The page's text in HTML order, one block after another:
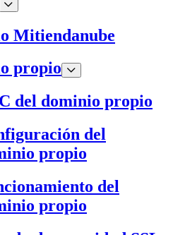
Mitiendanube
propio
del dominio propio
del
propio
del
propio